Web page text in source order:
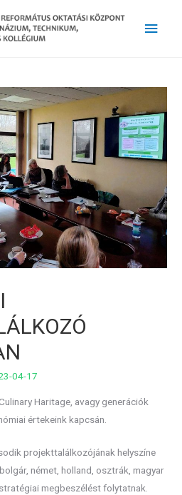
Main
04-17
Haritage, avagy generációk
értekeink kapcsán.
projekttalálkozójának helyszíne
német, holland, osztrák, magyar
megbeszélést folytatnak.